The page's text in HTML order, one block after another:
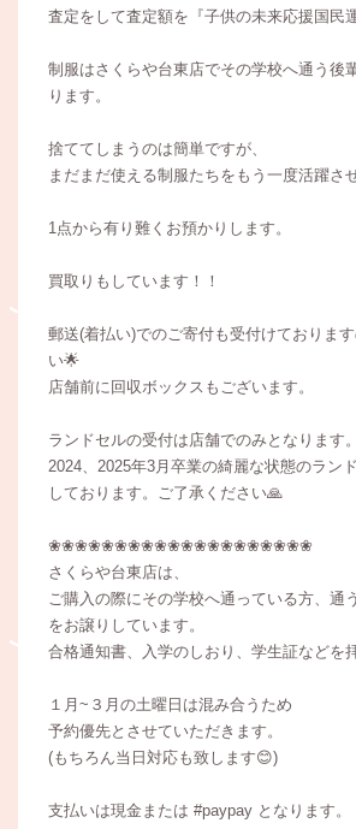
査定をして査定額を『子供の未来応援国民
制服はさくらや台東店でその学校へ通う後
ります。
捨ててしまうのは簡単ですが、
まだまだ使える制服たちをもう一度活躍さ
1点から有り難くお預かりします。
買取りもしています！！
郵送(着払い)でのご寄付も受付けておりま
い🌟
店舗前に回収ボックスもございます。
ランドセルの受付は店舗でのみとなります。
2024、2025年3月卒業の綺麗な状態のラン
しております。ご了承ください🙏
❀❀❀❀❀❀❀❀❀❀❀❀❀❀❀❀❀❀❀❀
さくらや台東店は、
ご購入の際にその学校へ通っている方、通
をお譲りしています。
合格通知書、入学のしおり、学生証などを
１月~３月の土曜日は混み合うため
予約優先とさせていただきます。
(もちろん当日対応も致します😊)
支払いは現金または #paypay となります。